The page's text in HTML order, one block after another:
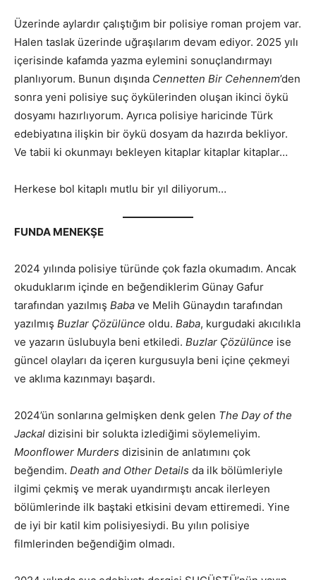
Üzerinde aylardır çalıştığım bir polisiye roman projem var.
Halen taslak üzerinde uğraşılarım devam ediyor. 2025 yılı
içerisinde kafamda yazma eylemini sonuçlandırmayı
planlıyorum. Bunun dışında Cennetten Bir Cehennem’den
sonra yeni polisiye suç öykülerinden oluşan ikinci öykü
dosyamı hazırlıyorum. Ayrıca polisiye haricinde Türk
edebiyatına ilişkin bir öykü dosyam da hazırda bekliyor.
Ve tabii ki okunmayı bekleyen kitaplar kitaplar kitaplar…
Herkese bol kitaplı mutlu bir yıl diliyorum…
FUNDA MENEKŞE
2024 yılında polisiye türünde çok fazla okumadım. Ancak
okuduklarım içinde en beğendiklerim Günay Gafur
tarafından yazılmış Baba ve Melih Günaydın tarafından
yazılmış Buzlar Çözülünce oldu. Baba, kurgudaki akıcılıkla
ve yazarın üslubuyla beni etkiledi. Buzlar Çözülünce ise
güncel olayları da içeren kurgusuyla beni içine çekmeyi
ve aklıma kazınmayı başardı.
2024’ün sonlarına gelmişken denk gelen The Day of the
Jackal dizisini bir solukta izlediğimi söylemeliyim.
Moonflower Murders dizisinin de anlatımını çok
beğendim. Death and Other Details da ilk bölümleriyle
ilgimi çekmiş ve merak uyandırmıştı ancak ilerleyen
bölümlerinde ilk baştaki etkisini devam ettiremedi. Yine
de iyi bir katil kim polisiyesiydi. Bu yılın polisiye
filmlerinden beğendiğim olmadı.